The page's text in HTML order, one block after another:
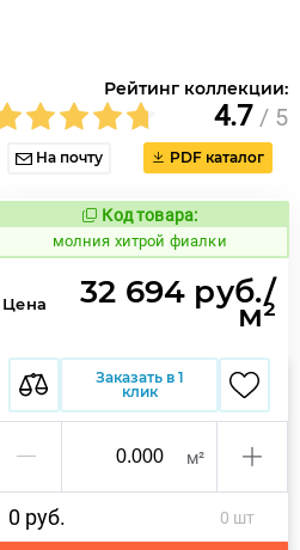
Рейтинг коллекции:
4.7 / 5
На почту PDF каталог
Код товара:
1014114 Код товара:
молния хитрой фиалки
Цена 32 694 руб./
м²
Заказать в 1
клик
м²
0 руб. 0 шт